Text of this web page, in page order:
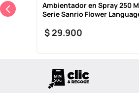
Ambientador en Spray 250
Serie Sanrio Flower
$ 29.900